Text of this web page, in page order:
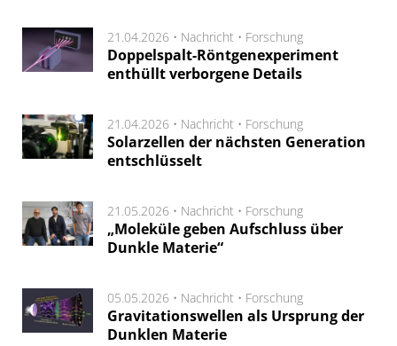
21.04.2026 • Nachricht • Forschung
Doppelspalt-Röntgenexperiment
enthüllt verborgene Details
21.04.2026 • Nachricht • Forschung
Solarzellen der nächsten Generation
entschlüsselt
21.05.2026 • Nachricht • Forschung
„Moleküle geben Aufschluss über
Dunkle Materie“
05.05.2026 • Nachricht • Forschung
Gravitationswellen als Ursprung der
Dunklen Materie